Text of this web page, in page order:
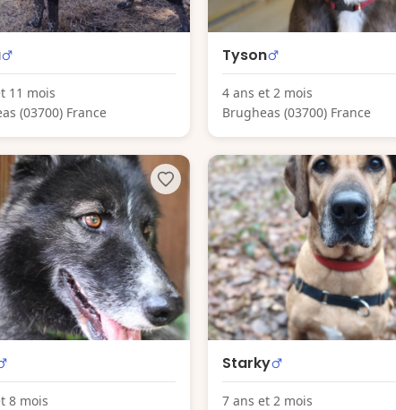
11 mois
(03700) France
Tyson
4 ans et 2 mois
Brugheas (03700) France
8 mois
Starky
7 ans et 2 mois